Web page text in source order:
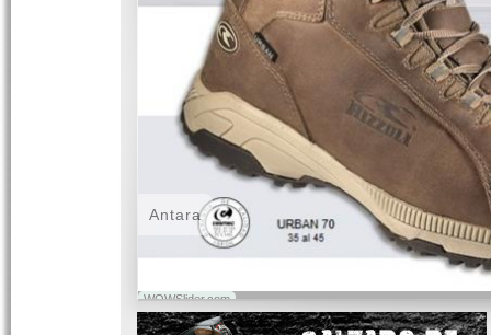
WOWSlider.com
Antara